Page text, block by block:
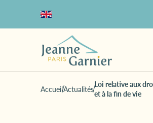
AccueilActualitésLoi relative aux
et à la fin de vie